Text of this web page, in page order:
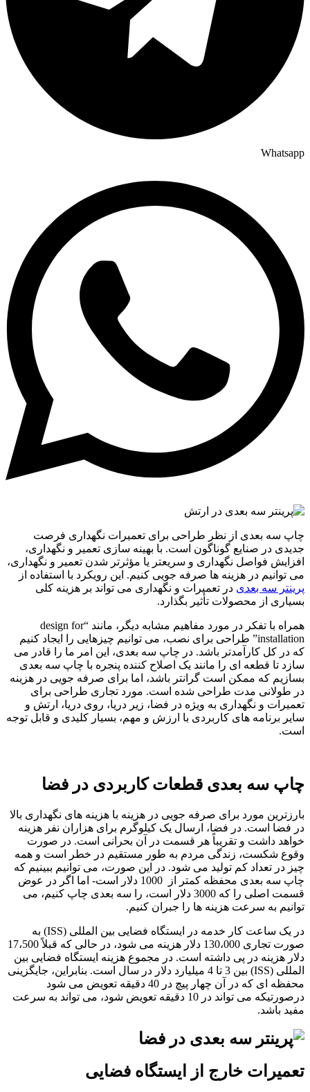
Whatsapp
چاپ سه بعدی از نظر طراحی برای تعمیرات نگهداری فرصت
جدیدی در صنایع گوناگون است. با بهینه سازی تعمیر و نگهداری،
افزایش فواصل نگهداری و سریعتر یا مؤثرتر شدن تعمیر و نگهداری،
می توانیم در هزینه ها صرفه جویی کنیم. این رویکرد با استفاده از
پرینتر سه بعدی در تعمیرات و نگهداری می تواند بر هزینه کلی
بسیاری از محصولات تأثیر بگذارد.
همراه با تفکر در مورد مفاهیم مشابه دیگر، مانند “design for
installation” طراحی برای نصب، می توانیم چیزهایی را ایجاد کنیم
که در کل کارآمدتر باشد. در چاپ سه بعدی، این امر ما را قادر می
سازد تا قطعه ای را مانند یک اصلاح کننده پنجره با چاپ سه بعدی
بسازیم که ممکن است گرانتر باشد، اما برای صرفه جویی در هزینه
در طولانی مدت طراحی شده است. مورد تجاری طراحی برای
تعمیرات و نگهداری به ویژه در فضا، زیر دریا، روی دریا، ارتش و
سایر برنامه های کاربردی با ارزش و مهم، بسیار کلیدی و قابل توجه
است.
چاپ سه بعدی قطعات کاربردی در فضا
بارزترین مورد برای صرفه جویی در هزینه با هزینه های نگهداری بالا
در فضا است. در فضا، ارسال یک کیلوگرم برای هزاران نفر هزینه
خواهد داشت و تقریباً هر قسمت در آن بحرانی است. در صورت
وقوع شکست، زندگی مردم به طور مستقیم در خطر است و همه
چیز در تعداد کم تولید می شود. در این صورت، می توانیم ببینیم که
چاپ سه بعدی محفظه کمتر از 1000 دلار است- اما اگر در عوض
قسمت اصلی را که 3000 دلار است، را سه بعدی چاپ کنیم، می
توانیم به سرعت هزینه ها را جبران کنیم.
در یک ساعت کار خدمه در ایستگاه فضایی بین المللی (ISS) به
صورت تجاری 130،000 دلار هزینه می شود، در حالی که قبلاً 17،500
دلار هزینه در پی داشته است. در مجموع هزینه ایستگاه فضایی بین
المللی (ISS) بین 3 تا 4 میلیارد دلار در سال است. بنابراین، جایگزینی
محفظه ای که در آن چهار پیچ در 40 دقیقه تعویض می شود
درصورتیکه می تواند در 10 دقیقه تعویض شود، می تواند به سرعت
مفید باشد.
تعمیرات خارج از ایستگاه فضایی